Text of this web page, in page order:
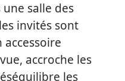
salle des
invités sont
accessoire
accroche les
les